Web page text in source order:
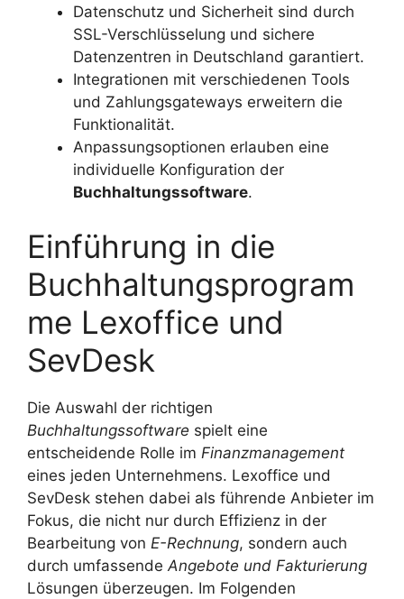
Datenschutz und Sicherheit sind durch
SSL-Verschlüsselung und sichere
Datenzentren in Deutschland garantiert.
Integrationen mit verschiedenen Tools
und Zahlungsgateways erweitern die
Funktionalität.
Anpassungsoptionen erlauben eine
individuelle Konfiguration der
Buchhaltungssoftware.
Einführung in die
Buchhaltungsprogram
me Lexoffice und
SevDesk
Die Auswahl der richtigen
Buchhaltungssoftware spielt eine
entscheidende Rolle im Finanzmanagement
eines jeden Unternehmens. Lexoffice und
SevDesk stehen dabei als führende Anbieter im
Fokus, die nicht nur durch Effizienz in der
Bearbeitung von E-Rechnung, sondern auch
durch umfassende Angebote und Fakturierung
Lösungen überzeugen. Im Folgenden